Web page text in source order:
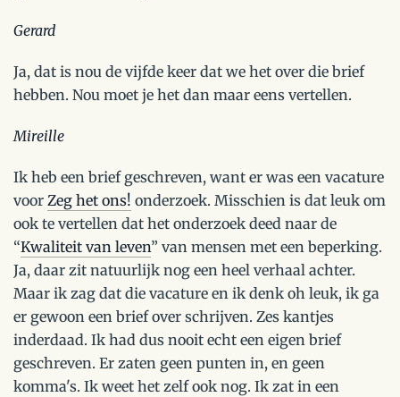
Gerard
Ja, dat is nou de vijfde keer dat we het over die brief
hebben. Nou moet je het dan maar eens vertellen.
Mireille
Ik heb een brief geschreven, want er was een vacature
voor Zeg het ons! onderzoek. Misschien is dat leuk om
ook te vertellen dat het onderzoek deed naar de
“Kwaliteit van leven” van mensen met een beperking.
Ja, daar zit natuurlijk nog een heel verhaal achter.
Maar ik zag dat die vacature en ik denk oh leuk, ik ga
er gewoon een brief over schrijven. Zes kantjes
inderdaad. Ik had dus nooit echt een eigen brief
geschreven. Er zaten geen punten in, en geen
komma's. Ik weet het zelf ook nog. Ik zat in een